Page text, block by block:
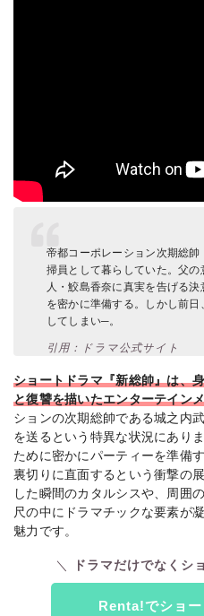
帝都コーポレーション次期総
掃員として暮らしていた。父
人・鮫島香奈に真実を告げる
を密かに準備する。しかし前
してしまい─。
引用：ドラマ公式サイト
ショートドラマ『新総帥』は、
と復讐を描いたエンターテイン
ションの次期総帥である城之内
を送るという特異な状況にあり
ために密かにパーティーを準備
裏切りに直面するという衝撃の
した瞬間のカタルシスや、周囲
尺の中にドラマチックな要素が
魅力です。
ドラマだけでなくシ
Renta!でショ